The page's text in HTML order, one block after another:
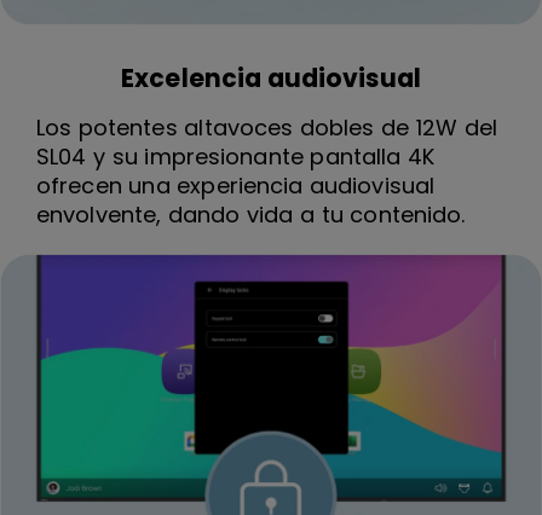
Excelencia audiovisual
Los potentes altavoces dobles de 12W del
SL04 y su impresionante pantalla 4K
ofrecen una experiencia audiovisual
envolvente, dando vida a tu contenido.